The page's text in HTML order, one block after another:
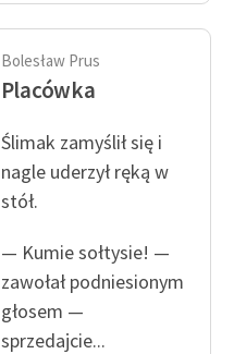
Bolesław Prus
Placówka
Ślimak zamyślił się i
nagle uderzył ręką w
stół.
— Kumie sołtysie! —
zawołał podniesionym
głosem —
sprzedajcie...